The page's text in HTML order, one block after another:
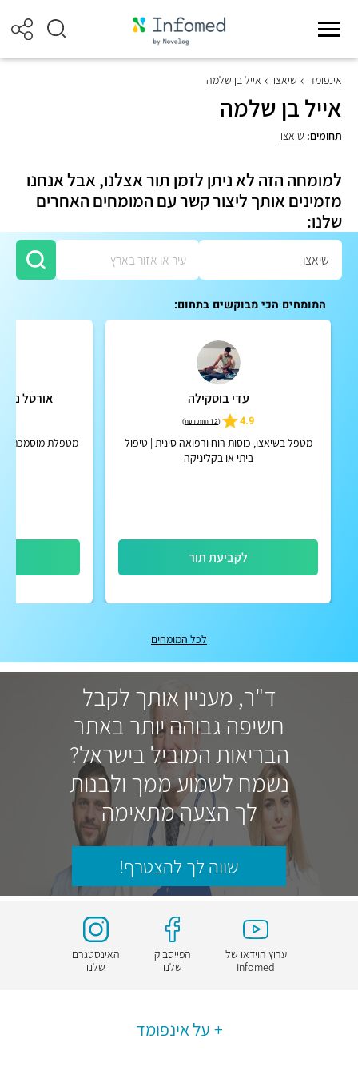
אינפומד שיאצו אייל בן שלמה
אייל בן שלמה
תחומים: שיאצו
למומחה הזה לא ניתן לזמן תור אצלנו, אבל אנחנו
מזמינים אותך ליצור קשר עם המומחים האחרים
שלנו:
המומחים הכי מבוקשים בתחום:
עדי בוסקילה
4.9
(12 חוות דעת )
מטפל בשיאצו, כוסות רוח ורפואה סינית | טיפול
ביתי או בקליניקה
לקביעת תור
אורטל
מטפלת מוסמכת
לכל המומחים
ד"ר, מעניין אותך לקבל
חשיפה גבוהה יותר באתר
הבריאות המוביל בישראל?
נשמח לשמוע ממך ולבנות
לך הצעה מתאימה
שווה לך להצטרף!
ערוץ הוידאו של
Infomed
הפייסבוק
שלנו
האינסטגרם
שלנו
על אינפומד